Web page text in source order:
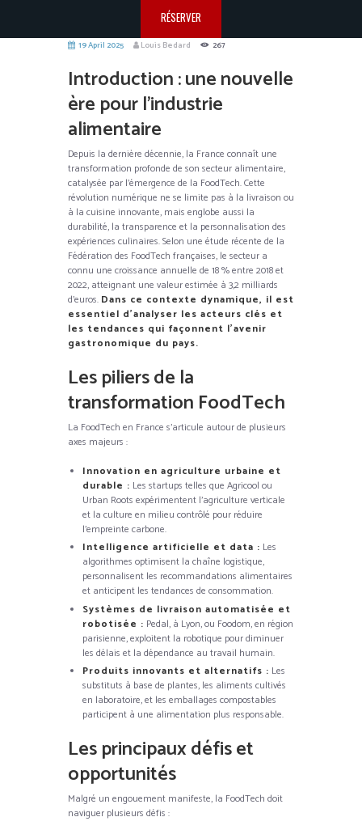
RÉSERVER
19 April 2025 Louis Bedard 267
Introduction : une nouvelle
ère pour l’industrie
alimentaire
Depuis la dernière décennie, la France connaît une
transformation profonde de son secteur alimentaire,
catalysée par l’émergence de la FoodTech. Cette
révolution numérique ne se limite pas à la livraison ou
à la cuisine innovante, mais englobe aussi la
durabilité, la transparence et la personnalisation des
expériences culinaires. Selon une étude récente de la
Fédération des FoodTech françaises, le secteur a
connu une croissance annuelle de 18 % entre 2018 et
2022, atteignant une valeur estimée à 3,2 milliards
d’euros. Dans ce contexte dynamique, il est
essentiel d’analyser les acteurs clés et
les tendances qui façonnent l’avenir
gastronomique du pays.
Les piliers de la
transformation FoodTech
La FoodTech en France s’articule autour de plusieurs
axes majeurs :
Innovation en agriculture urbaine et
durable : Les startups telles que Agricool ou
Urban Roots expérimentent l’agriculture verticale
et la culture en milieu contrôlé pour réduire
l’empreinte carbone.
Intelligence artificielle et data : Les
algorithmes optimisent la chaîne logistique,
personnalisent les recommandations alimentaires
et anticipent les tendances de consommation.
Systèmes de livraison automatisée et
robotisée : Pedal, à Lyon, ou Foodom, en région
parisienne, exploitent la robotique pour diminuer
les délais et la dépendance au travail humain.
Produits innovants et alternatifs : Les
substituts à base de plantes, les aliments cultivés
en laboratoire, et les emballages compostables
participent à une alimentation plus responsable.
Les principaux défis et
opportunités
Malgré un engouement manifeste, la FoodTech doit
naviguer plusieurs défis :